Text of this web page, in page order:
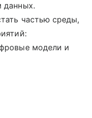
данных.
частью среды,
модели и